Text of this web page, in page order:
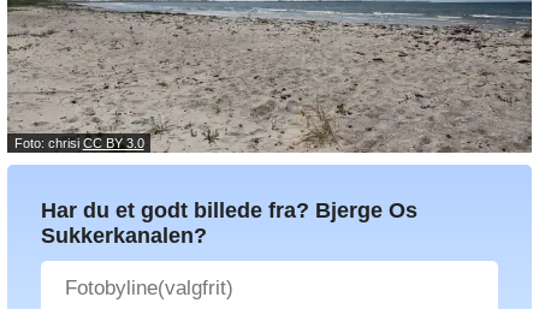
Foto: chrisi CC BY 3.0
Har du et godt billede fra? Bjerge Os
Sukkerkanalen?